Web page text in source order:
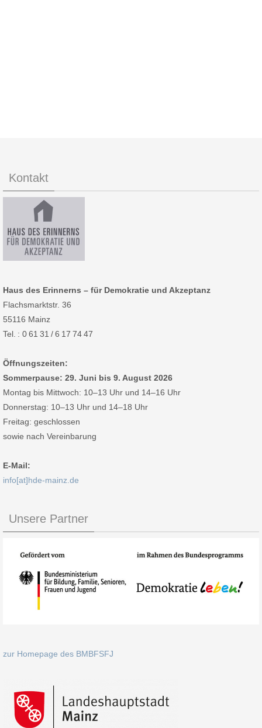
Kontakt
Haus des Erinnerns – für Demokratie und Akzeptanz
Flachsmarktstr. 36
55116 Mainz
Tel. : 0 61 31 / 6 17 74 47
Öffnungszeiten:
Sommerpause: 29. Juni bis 9. August 2026
Montag bis Mittwoch: 10–13 Uhr und 14–16 Uhr
Donnerstag: 10–13 Uhr und 14–18 Uhr
Freitag: geschlossen
sowie nach Vereinbarung
E-Mail:
info[at]hde-mainz.de
Unsere Partner
zur Homepage des BMBFSFJ